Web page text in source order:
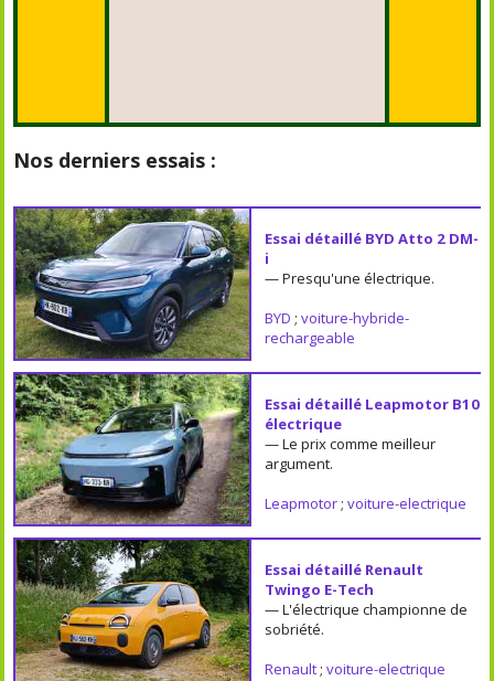
Nos derniers essais :
Essai détaillé BYD Atto 2 DM-
i
— Presqu'une électrique.
BYD ; voiture-hybride-
rechargeable
Essai détaillé Leapmotor B10
électrique
— Le prix comme meilleur
argument.
Leapmotor; voiture-electrique
Essai détaillé Renault
Twingo E-Tech
— L'électrique championne de
sobriété.
Renault; voiture-electrique